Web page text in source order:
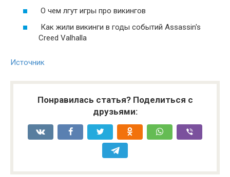
О чем лгут игры про викингов
Как жили викинги в годы событий Assassin's
Creed Valhalla
Источник
Понравилась статья? Поделиться с
друзьями: